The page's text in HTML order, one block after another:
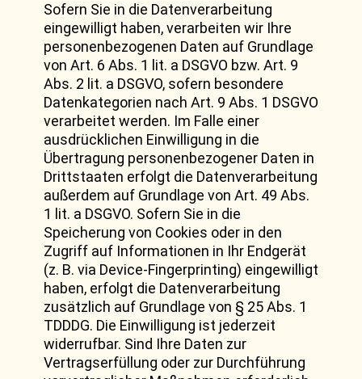
Sofern Sie in die Datenverarbeitung
eingewilligt haben, verarbeiten wir Ihre
personenbezogenen Daten auf Grundlage
von Art. 6 Abs. 1 lit. a DSGVO bzw. Art. 9
Abs. 2 lit. a DSGVO, sofern besondere
Datenkategorien nach Art. 9 Abs. 1 DSGVO
verarbeitet werden. Im Falle einer
ausdrücklichen Einwilligung in die
Übertragung personenbezogener Daten in
Drittstaaten erfolgt die Datenverarbeitung
außerdem auf Grundlage von Art. 49 Abs.
1 lit. a DSGVO. Sofern Sie in die
Speicherung von Cookies oder in den
Zugriff auf Informationen in Ihr Endgerät
(z. B. via Device-Fingerprinting) eingewilligt
haben, erfolgt die Datenverarbeitung
zusätzlich auf Grundlage von § 25 Abs. 1
TDDDG. Die Einwilligung ist jederzeit
widerrufbar. Sind Ihre Daten zur
Vertragserfüllung oder zur Durchführung